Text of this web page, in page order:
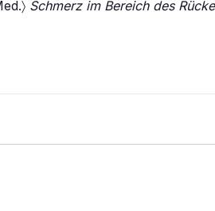
Schmerz im Bereich des